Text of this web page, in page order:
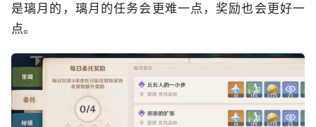
是璃月的，璃月的任务会更难一点，奖励也会更好一
点。